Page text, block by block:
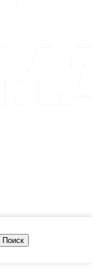
Поиск